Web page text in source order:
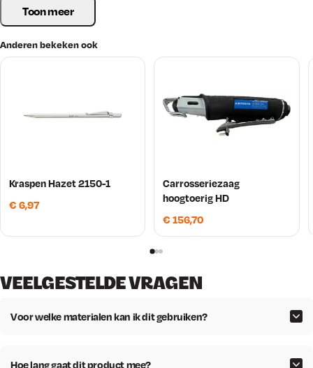
Toon meer
Anderen bekeken ook
Kraspen Hazet 2150-1
€ 6,97
Carrosseriezaag
hoogtoerig HD
€ 156,70
VEELGESTELDE VRAGEN
Voor welke materialen kan ik dit gebruiken?
Hoe lang gaat dit product mee?